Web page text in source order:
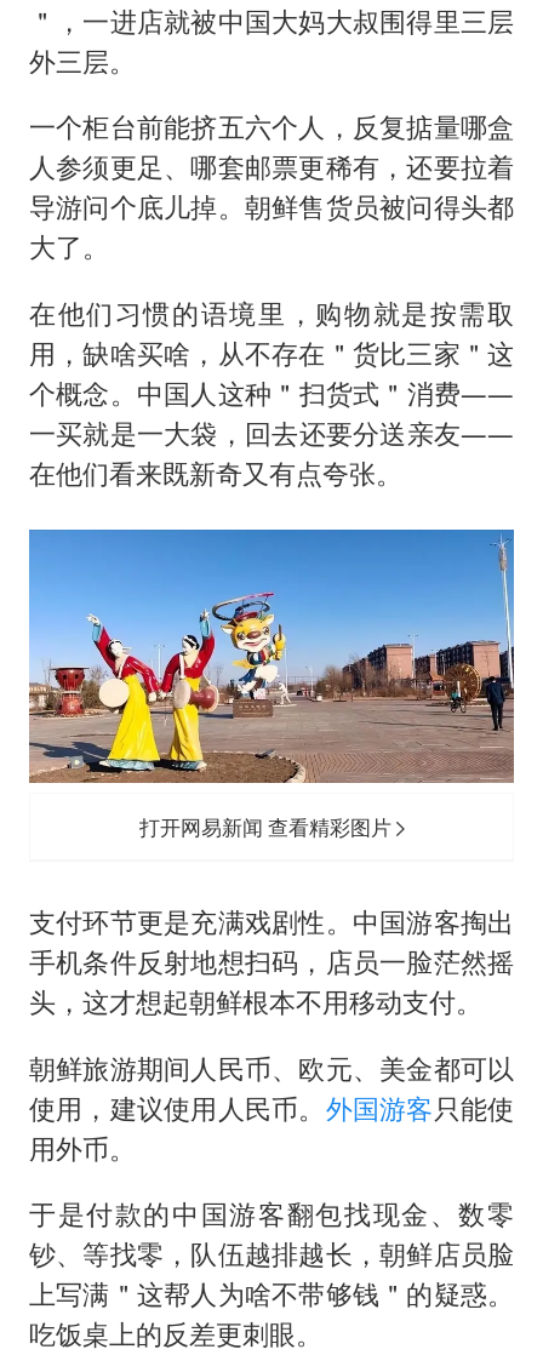
＂，一进店就被中国大妈大叔围得里三层
外三层。
一个柜台前能挤五六个人，反复掂量哪盒
人参须更足、哪套邮票更稀有，还要拉着
导游问个底儿掉。朝鲜售货员被问得头都
大了。
在他们习惯的语境里，购物就是按需取
用，缺啥买啥，从不存在＂货比三家＂这
个概念。中国人这种＂扫货式＂消费——
一买就是一大袋，回去还要分送亲友——
在他们看来既新奇又有点夸张。
打开网易新闻 查看精彩图片
支付环节更是充满戏剧性。中国游客掏出
手机条件反射地想扫码，店员一脸茫然摇
头，这才想起朝鲜根本不用移动支付。
朝鲜旅游期间人民币、欧元、美金都可以
使用，建议使用人民币。 外国游客只能使
用外币。
于是付款的中国游客翻包找现金、数零
钞、等找零，队伍越排越长，朝鲜店员脸
上写满＂这帮人为啥不带够钱＂的疑惑。
吃饭桌上的反差更刺眼。